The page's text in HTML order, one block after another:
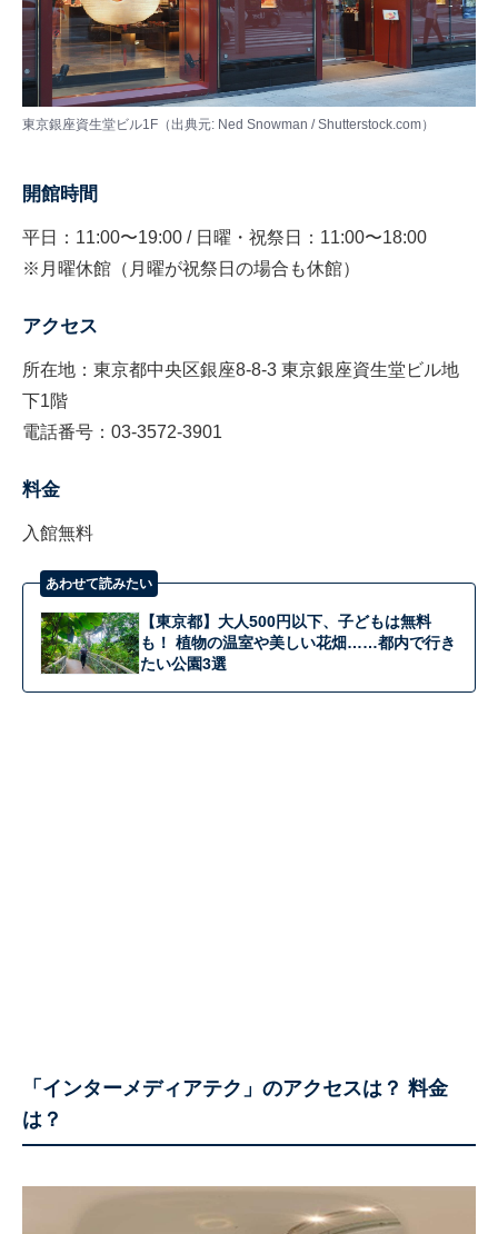
東京銀座資生堂ビル1F（出典元: Ned Snowman / Shutterstock.com）
開館時間
平日：11:00〜19:00 / 日曜・祝祭日：11:00〜18:00
※月曜休館（月曜が祝祭日の場合も休館）
アクセス
所在地：東京都中央区銀座8-8-3 東京銀座資生堂ビル地
下1階
電話番号：03-3572-3901
料金
入館無料
あわせて読みたい
【東京都】大人500円以下、子どもは無料
も！ 植物の温室や美しい花畑……都内で行き
たい公園3選
「インターメディアテク」のアクセスは？ 料金
は？